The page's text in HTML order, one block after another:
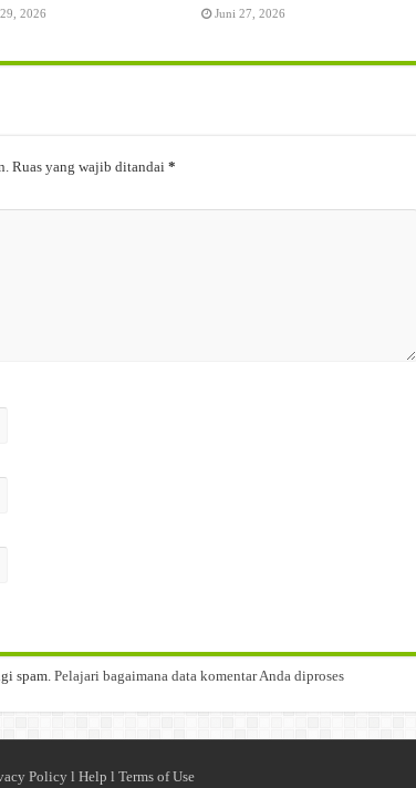
2026 Juni 27, 2026
Ruas yang wajib ditandai *
spam. Pelajari bagaimana data komentar Anda diproses
Policyl Help l Terms of Use